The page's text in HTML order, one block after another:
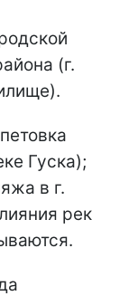
(г.
Гуска);
в г.
рек